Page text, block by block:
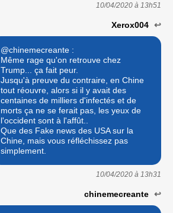
10/04/2020 à 13h51
Xerox004 ↩
@chinemecreante :
Même rage qu'on retrouve chez
Trump... ça fait peur.
Jusqu'à preuve du contraire, en Chine
tout réouvre, alors si il y avait des
centaines de milliers d'infectés et de
morts ça ne se ferait pas, les yeux de
l'occident sont à l'affût..
Que des Fake news des USA sur la
Chine, mais vous réfléchissez pas
simplement.
10/04/2020 à 13h31
chinemecreante ↩